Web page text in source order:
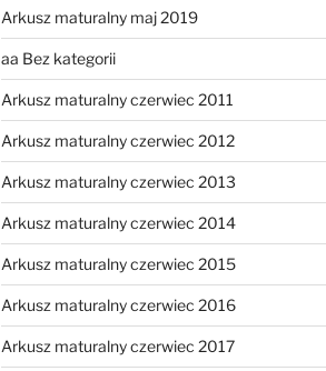
Arkusz maturalny maj 2019
aa Bez kategorii
Arkusz maturalny czerwiec 2011
Arkusz maturalny czerwiec 2012
Arkusz maturalny czerwiec 2013
Arkusz maturalny czerwiec 2014
Arkusz maturalny czerwiec 2015
Arkusz maturalny czerwiec 2016
Arkusz maturalny czerwiec 2017